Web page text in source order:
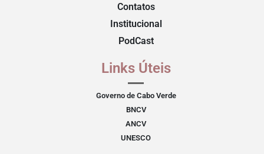
Contatos
Institucional
PodCast
Links Úteis
Governo de Cabo Verde
BNCV
ANCV
UNESCO